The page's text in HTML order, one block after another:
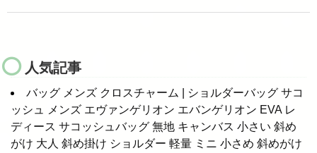
人気記事
バッグ メンズ クロスチャーム | ショルダーバッグ サコ
ッシュ メンズ エヴァンゲリオン エバンゲリオン EVA レ
ディース サコッシュバッグ 無地 キャンバス 小さい 斜め
がけ 大人 斜め掛け ショルダー 軽量 ミニ 小さめ 斜めがけ